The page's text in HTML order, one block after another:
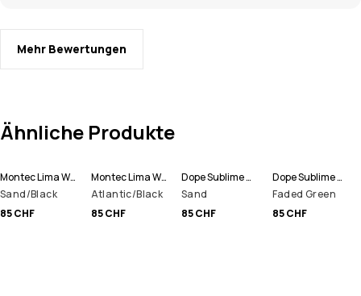
Mehr Bewertungen
Ähnliche Produkte
Montec Lima W Fleece Hoodie Damen
Sand/Black
85 CHF
Montec Lima W Fleece Hoodie Damen
Atlantic/Black
85 CHF
Dope Sublime W Fleece Hoodie Damen
Sand
85 CHF
Dope Sublime W Fleece Hoodie Damen
Faded Green
85 CHF